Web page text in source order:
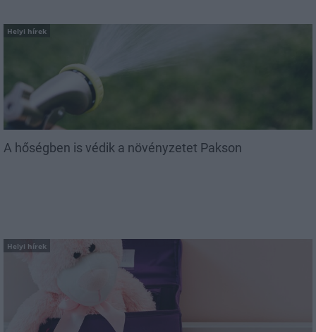
Helyi hírek
A hőségben is védik a növényzetet Pakson
Helyi hírek